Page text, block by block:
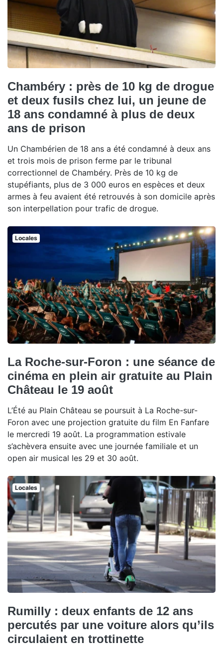
Chambéry : près de 10 kg de drogue
et deux fusils chez lui, un jeune de
18 ans condamné à plus de deux
ans de prison
Un Chambérien de 18 ans a été condamné à deux ans
et trois mois de prison ferme par le tribunal
correctionnel de Chambéry. Près de 10 kg de
stupéfiants, plus de 3 000 euros en espèces et deux
armes à feu avaient été retrouvés à son domicile après
son interpellation pour trafic de drogue.
Locales
La Roche-sur-Foron : une séance de
cinéma en plein air gratuite au Plain
Château le 19 août
L’Été au Plain Château se poursuit à La Roche-sur-
Foron avec une projection gratuite du film En Fanfare
le mercredi 19 août. La programmation estivale
s’achèvera ensuite avec une journée familiale et un
open air musical les 29 et 30 août.
Locales
Rumilly : deux enfants de 12 ans
percutés par une voiture alors qu’ils
circulaient en trottinette